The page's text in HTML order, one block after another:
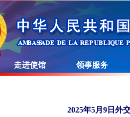
走进使馆 领事服务
2025年5月9日外